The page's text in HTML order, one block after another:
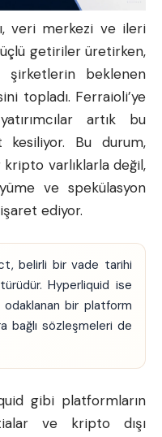
veri merkezi ve ileri
getiriler üretirken,
beklenen
topladı. Ferraioli’ye
artık bu
kesiliyor. Bu durum,
kripto varlıklarla değil,
ve spekülasyon
ediyor.
belirli bir vade tarihi
Hyperliquid ise
bir platform
bağlı sözleşmeleri de
gibi platformların
ve kripto dışı